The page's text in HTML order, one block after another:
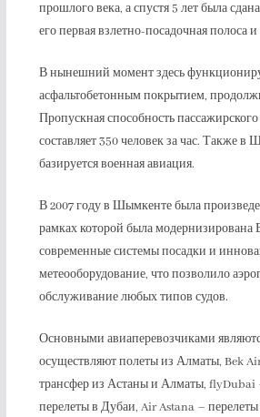
прошлого века, а спустя 5 лет была
его первая взлетно-посадочная полоса
В нынешний момент здесь
асфальтобетонным покрытием,
Пропускная способность
составляет 350 человек за час. Также в
базируется военная авиация.
В 2007 году в Шымкенте была
рамках которой была
современные системы посадки и
метеооборудование, что позволило
обслуживание любых типов судов.
Основными авиаперевозчиками
осуществляют полеты из Алматы, Bek
трансфер из Астаны и Алматы, flyDubai
перелеты в Дубаи, Air Astana –